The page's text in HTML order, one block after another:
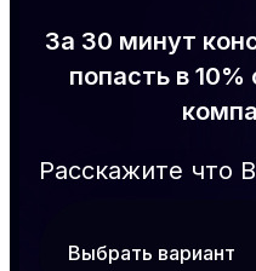
За 30 минут
попасть в
Расскажите что